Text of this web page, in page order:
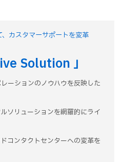
カスタマーサポートを変革
Solution 」
ションのノウハウを反映した
ソリューションを網羅的にライ
コンタクトセンターへの変革を